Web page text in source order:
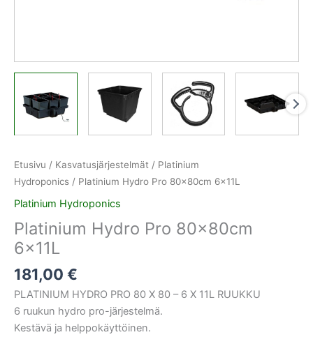
Etusivu / Kasvatusjärjestelmät / Platinium
Hydroponics / Platinium Hydro Pro 80x80cm 6x11L
Platinium Hydroponics
Platinium Hydro Pro 80x80cm
6x11L
181,00 €
PLATINIUM HYDRO PRO 80 X 80 – 6 X 11L RUUKKU
6 ruukun hydro pro-järjestelmä.
Kestävä ja helppokäyttöinen.